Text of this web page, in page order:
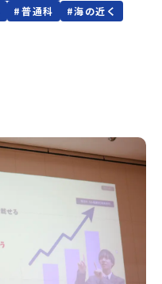
#普通科 #海の近く